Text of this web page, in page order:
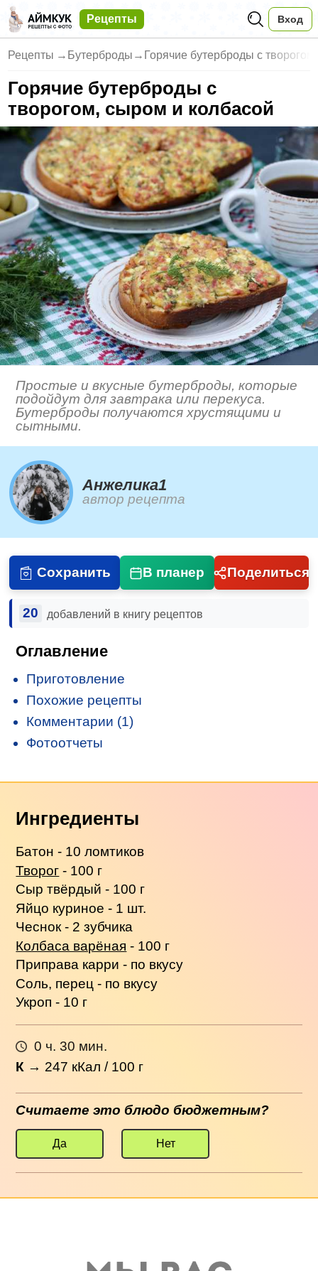
Рецепты Вход
Рецепты → Бутерброды → Горячие бутерброды с
Горячие бутерброды с
творогом, сыром и колбасой
Простые и вкусные бутерброды, которые
подойдут для завтрака или перекуса.
Бутерброды получаются хрустящими и
сытными.
Анжелика1
автор рецепта
Сохранить В планер Поделиться
20 добавлений в книгу рецептов
Оглавление
Приготовление
Похожие рецепты
Комментарии (1)
Фотоотчеты
Ингредиенты
Батон - 10 ломтиков
Творог - 100 г
Сыр твёрдый - 100 г
Яйцо куриное - 1 шт.
Чеснок - 2 зубчика
Колбаса варёная - 100 г
Приправа карри - по вкусу
Соль, перец - по вкусу
Укроп - 10 г
0 ч. 30 мин.
К → 247 кКал / 100 г
Считаете это блюдо бюджетным?
Да Нет